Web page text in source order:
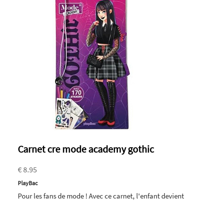
Carnet cre mode academy gothic
€ 8.95
PlayBac
Pour les fans de mode ! Avec ce carnet, l'enfant devient